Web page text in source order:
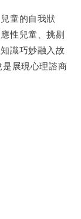
童的自我狀
性兒童、挑剔
識巧妙融入故
展現心理諮商